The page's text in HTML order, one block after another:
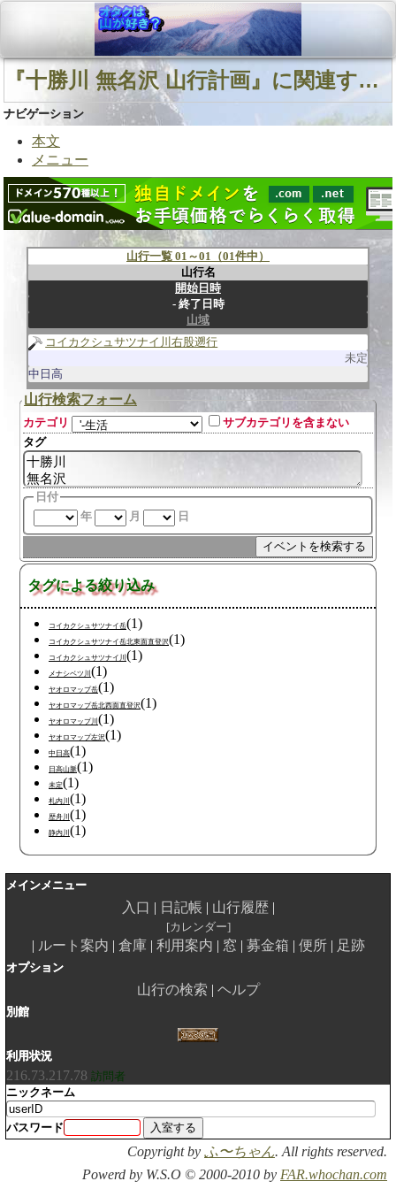
『十勝川 無名沢 山行計画』に関連する山行
ナビゲーション
本文
メニュー
山行一覧 01～01（01件中）
山行名
開始日時
終了日時
山域
コイカクシュサツナイ川右股遡行
未定
中日高
山行検索フォーム
カテゴリ
サブカテゴリを含まない
タグ
日付
年
月 日
タグによる絞り込み
コイカクシュサツナイ岳(1)
コイカクシュサツナイ岳北東面直登沢(1)
コイカクシュサツナイ川 (1)
メナシベツ川 (1)
ヤオロマップ岳(1)
ヤオロマップ岳北西面直登沢(1)
ヤオロマップ川 (1)
ヤオロマップ左沢(1)
中日高(1)
日高山脈(1)
未定(1)
札内川 (1)
歴舟川 (1)
静内川 (1)
メインメニュー
入口 日記帳 山行履歴
カレンダー
ルート案内 倉庫 利用案内 窓 募金箱 便所 足跡
オプション
山行の検索 ヘルプ
別館
利用状況
216.73.217.78 訪問者
ニックネーム
パスワード
Copyright by ふ〜ちゃん. All rights reserved.
Powerd by W.S.O © 2000-2010 by FAR.whochan.com